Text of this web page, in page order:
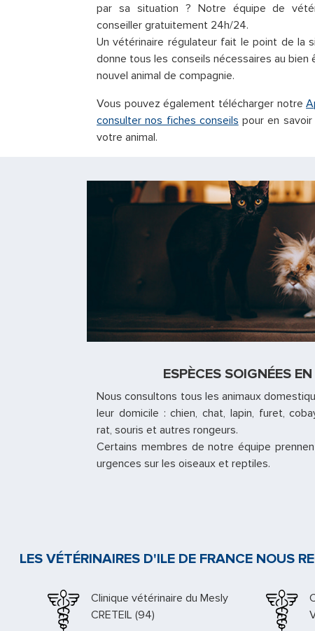
par sa situation ? Notre équipe de
conseiller gratuitement 24h/24.
Un vétérinaire régulateur fait le point de la
donne tous les conseils nécessaires au
nouvel animal de compagnie.
Vous pouvez également télécharger notre
consulter nos fiches conseils pour en
votre animal.
ESPÈCES SOIGNÉES
Nous consultons tous les animaux
leur domicile : chien, chat, lapin, furet,
rat, souris et autres rongeurs.
Certains membres de notre équipe
urgences sur les oiseaux et reptiles.
LES VÉTÉRINAIRES D'ILE DE FRANCE NOUS
Docteur Kupfer
PARIS (03)